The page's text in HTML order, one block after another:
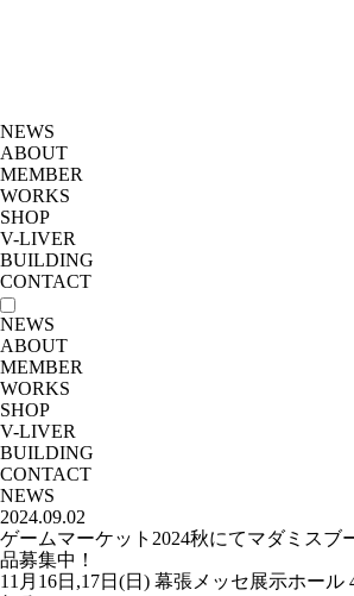
NEWS
ABOUT
MEMBER
WORKS
SHOP
V-LIVER
BUILDING
CONTACT
NEWS
ABOUT
MEMBER
WORKS
SHOP
V-LIVER
BUILDING
CONTACT
NEWS
2024.09.02
ゲームマーケット2024秋にてマダミスブ
品募集中！
11月16日,17日(日) 幕張メッセ展示ホール